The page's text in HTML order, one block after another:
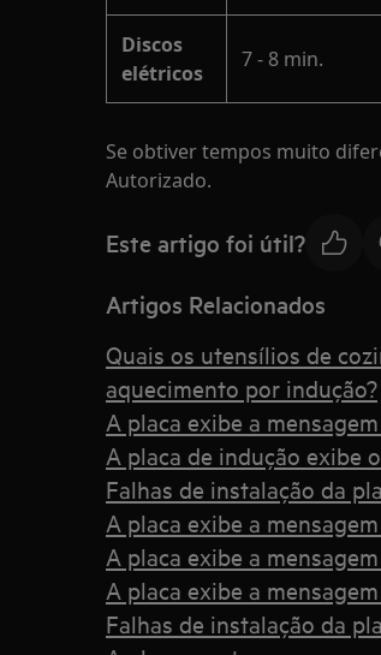
Discos
elétricos
7 - 8 min.
Se obtiver tempos muito
Autorizado.
Este artigo foi útil?
Artigos Relacionados
Quais os utensílios de
aquecimento por indução?
A placa exibe a
A placa de indução exibe
Falhas de instalação da
A placa exibe a
A placa exibe a
A placa exibe a
Falhas de instalação da